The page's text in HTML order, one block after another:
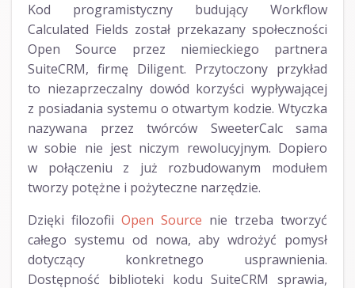
Kod programistyczny budujący Workflow
Calculated Fields został przekazany społeczności
Open Source przez niemieckiego partnera
SuiteCRM, firmę Diligent. Przytoczony przykład
to niezaprzeczalny dowód korzyści wypływającej
z posiadania systemu o otwartym kodzie. Wtyczka
nazywana przez twórców SweeterCalc sama
w sobie nie jest niczym rewolucyjnym. Dopiero
w połączeniu z już rozbudowanym modułem
tworzy potężne i pożyteczne narzędzie.
Dzięki filozofii Open Source nie trzeba tworzyć
całego systemu od nowa, aby wdrożyć pomysł
dotyczący konkretnego usprawnienia.
Dostępność biblioteki kodu SuiteCRM sprawia,